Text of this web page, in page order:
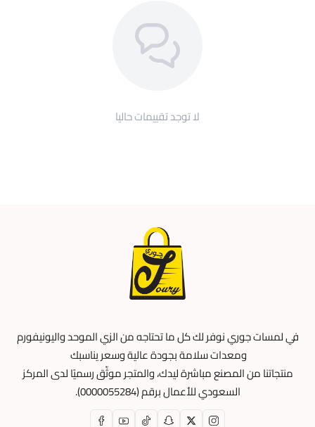
بلوفر هودي شبابي مميز بألوان متنوعة من موقع
jourisa، واستمتع بإطلالة كلاسيكية شبابية مفعمة بالثقة
لأصحاب صفقات التوريد الجماعي.
لا توجد تقييمات حاليا
في لمسات جوري نوفر لك كل ما تحتاجه من الزي الموحد واليونيفورم
ومعدات سلامة بجودة عالية وسعر يناسبك
منتجاتنا من المصنع مباشرة ليدك، والمتجر موثّق رسميًا لدى المركز
السعودي للأعمال برقم (0000055284).